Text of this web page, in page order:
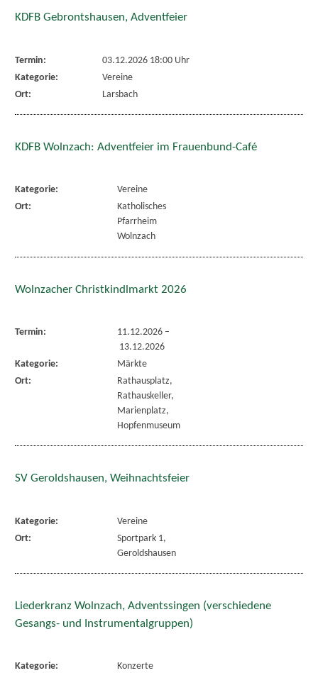
KDFB Gebrontshausen, Adventfeier
Termin:
03.12.2026 18:00 Uhr
Kategorie:
Vereine
Ort:
Larsbach
KDFB Wolnzach: Adventfeier im Frauenbund-Café
Kategorie:
Vereine
Ort:
Katholisches
Pfarrheim
Wolnzach
Wolnzacher Christkindlmarkt 2026
Termin: 11.12.2026–
13.12.2026
Kategorie:
Märkte
Ort:
Rathausplatz,
Rathauskeller,
Marienplatz,
Hopfenmuseum
SV Geroldshausen, Weihnachtsfeier
Kategorie:
Vereine
Ort:
Sportpark 1,
Geroldshausen
Liederkranz Wolnzach, Adventssingen (verschiedene
Gesangs- und Instrumentalgruppen)
Kategorie:
Konzerte